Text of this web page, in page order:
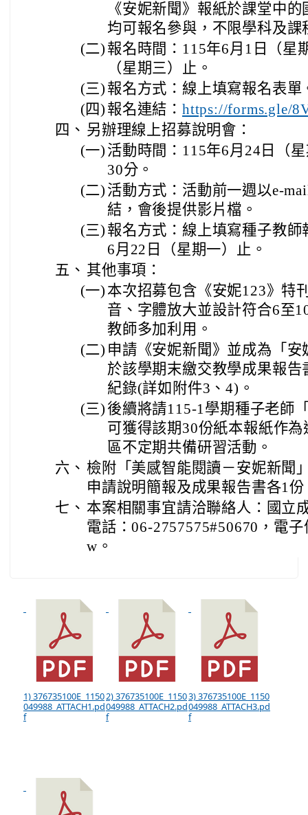
《安妮新聞》報紙於課堂中
均可報名參與，不限學科及課
(二) 報名時間：115年6月1日（星
（星期三）止。
(三) 報名方式：線上填寫報名表單
(四) 報名連結： https://forms.gle/
四、 另辦理線上招募說明會：
(一) 活動時間：115年6月24日（
30分。
(二) 活動方式：活動前一週以e-
結，會後提供影片檔。
(三) 報名方式：線上填寫種子教
6月22日（星期一）止。
五、 其他事項：
(一) 本次招募包含《安妮123》特
音、字體放大並設計符合6至
教師多加利用。
(二) 申請《安妮新聞》並成為「
於該學期末繳交教學成果報
紀錄(詳如附件3、4)。
(三) 後續將請115-1學期種子老師
可獲得該期30份紙本報紙作
區不定期共備研習活動。
六、 檢附「美感智能閱讀－安妮新聞
申請說明簡報及成果報告書各1份
七、 本案相關事宜請洽聯絡人：國立
電話：06-2757575#50670，電
w。
1) 376735100E_1150
049988_ATTACH1.pd
f
2) 376735100E_1150
049988_ATTACH2.pd
f
3) 376735100E_1150
049988_ATTACH3.pd
f